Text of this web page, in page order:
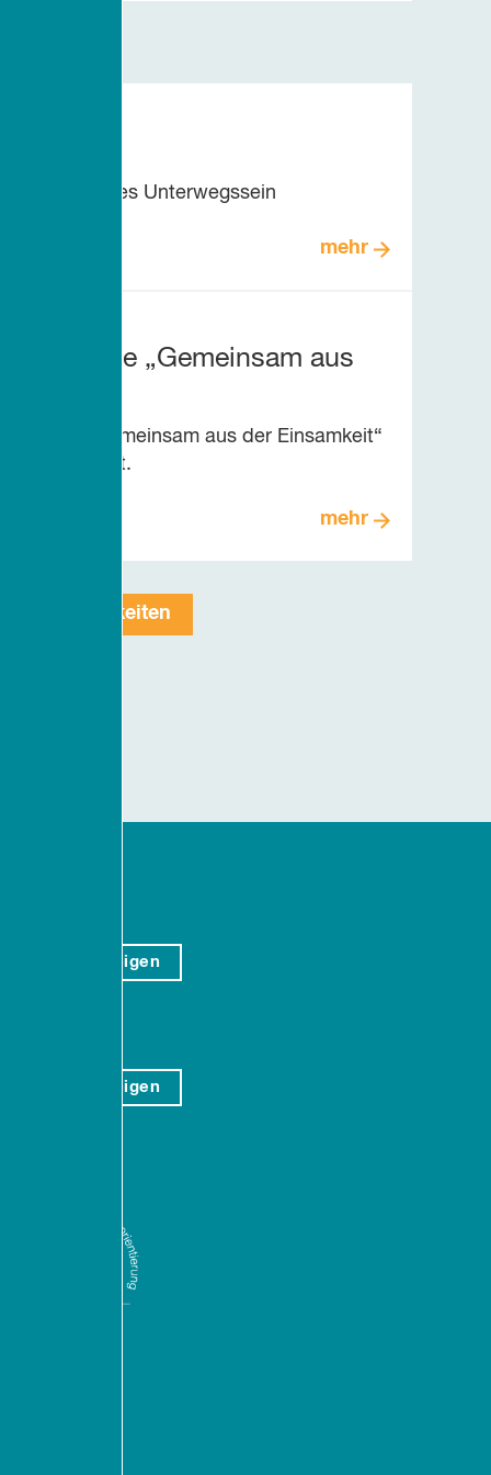
ein behütetes Unterwegssein
mehr
„Gemeinsam aus
„Gemeinsam aus der Einsamkeit“
2026 statt.
mehr
Alle Neuigkeiten
auf Karte anzeigen
auf Karte anzeigen